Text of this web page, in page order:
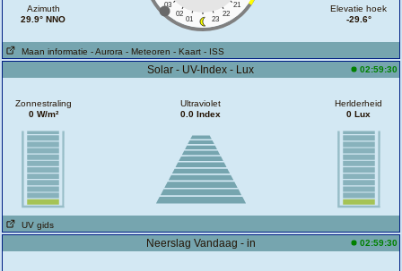
Azimuth
29.9° NNO
03
21
02
22
01 23
Elevatie hoek
-29.6°
Maan informatie - Aurora - Meteoren - Kaart - ISS
Solar - UV-Index - Lux 02:59:30
Zonnestraling
0 W/m²
Ultraviolet
0.0 Index
Herlderheid
0 Lux
UV gids
Neerslag Vandaag - in 02:59:30